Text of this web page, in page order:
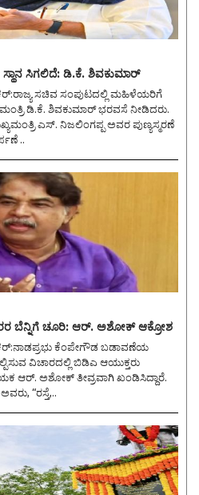
ಸಿಗಲಿದೆ: ಡಿ.ಕೆ. ಶಿವಕುಮಾರ್
ಡಿ.ಕೆ. ಶಿವಕುಮಾರ್ ಭರವಸೆ ನೀಡಿದರು.
ಎಸ್. ನಿಜಲಿಂಗಪ್ಪ ಅವರ ಪುಣ್ಯಸ್ಮರಣೆ
..
ಬೆನ್ನಿಗೆ ಚೂರಿ: ಆರ್. ಅಶೋಕ್ ಆಕ್ರೋಶ
ವಿಚಾರದಲ್ಲಿ ಬಿಡಿಎ ಆಯುಕ್ತರು
ಆರ್. ಅಶೋಕ್ ತೀವ್ರವಾಗಿ ಖಂಡಿಸಿದ್ದಾರೆ.
“ರಸ್ತೆ,..